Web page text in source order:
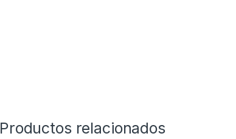
Productos relacionados